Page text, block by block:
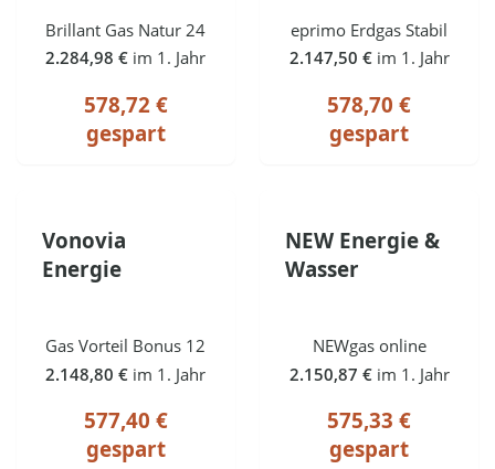
Brillant Gas Natur 24
2.284,98 € im 1. Jahr
578,72 €
gespart
eprimo Erdgas Stabil
2.147,50 € im 1. Jahr
578,70 €
gespart
Vonovia
Energie
Gas Vorteil Bonus 12
2.148,80 € im 1. Jahr
577,40 €
gespart
NEW Energie &
Wasser
NEWgas online
2.150,87 € im 1. Jahr
575,33 €
gespart